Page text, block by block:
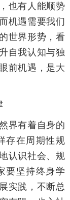
也有人能顺势
机遇需要我们
世界形势，看
自我认知与独
前机遇，是大
界有着自身的
存在周期性规
认识社会、规
要坚持终身学
实践，不断总